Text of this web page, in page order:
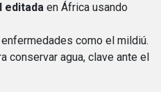
editadaen África usando
como el mildiú.
conservar agua, clave ante el